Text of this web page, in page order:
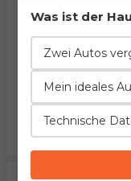
Beschleunigung
4%
besser
Länge
=
gleich
Kofferraum
6%
kleiner
Was ist der
Zwei Autos
Mein ideales
Technische